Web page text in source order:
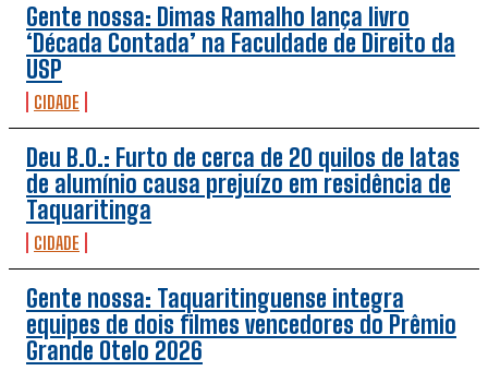
Gente nossa: Dimas Ramalho lança livro
‘Década Contada’ na Faculdade de Direito da
USP
CIDADE
Deu B.O.: Furto de cerca de 20 quilos de latas
de alumínio causa prejuízo em residência de
Taquaritinga
CIDADE
Gente nossa: Taquaritinguense integra
equipes de dois filmes vencedores do Prêmio
Grande Otelo 2026